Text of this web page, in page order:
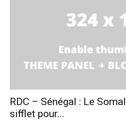
RDC – Sénégal : Le
sifflet pour...